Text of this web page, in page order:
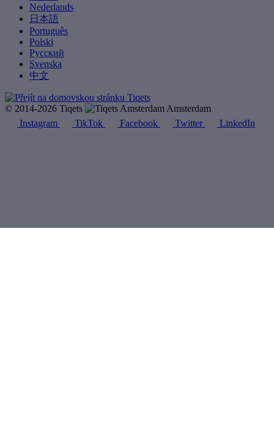
Nederlands
日本語
Português
Polski
Русский
Svenska
中文
© 2014-2026 Tiqets
Amsterdam
Instagram
TikTok Facebook Twitter LinkedIn